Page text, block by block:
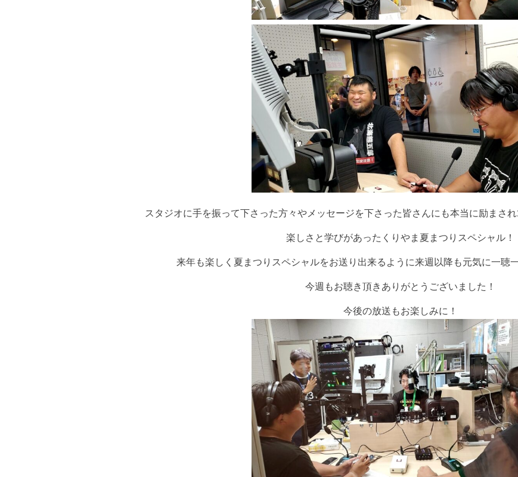
スタジオに手を振って下さった方々やメッセージを下さった皆さんにも本当に励まさ
楽しさと学びがあったくりやま夏まつりスペシャル！
来年も楽しく夏まつりスペシャルをお送り出来るように来週以降も元気に一聴
今週もお聴き頂きありがとうございました！
今後の放送もお楽しみに！